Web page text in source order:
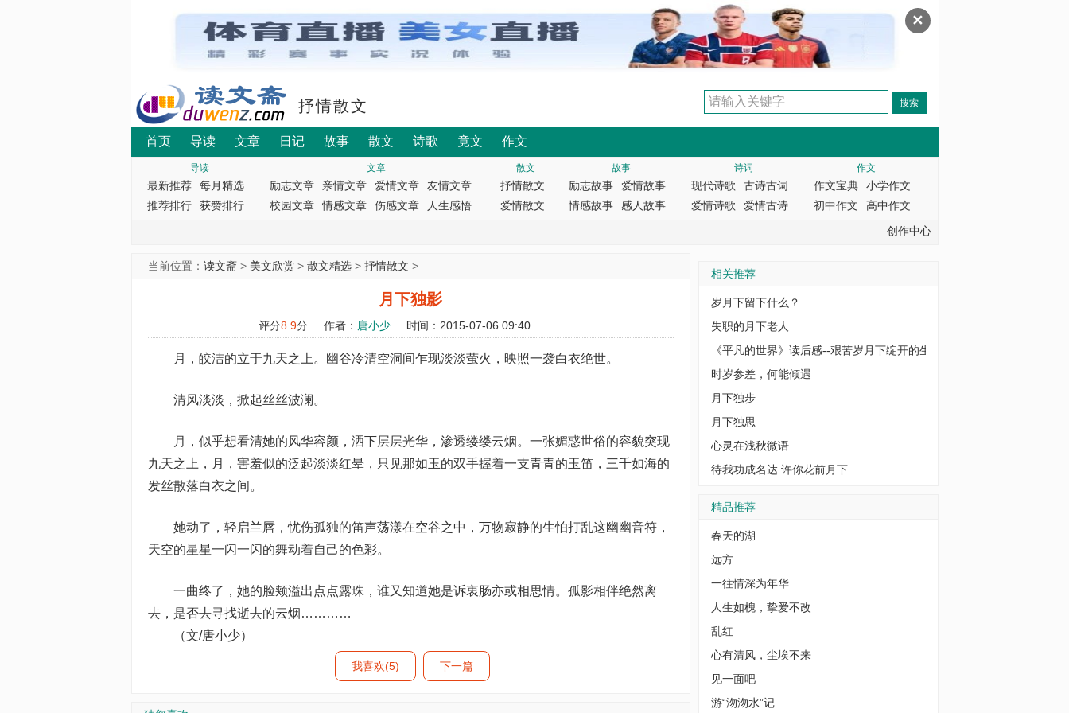
✕
抒情散文
首页 导读 文章 日记 故事 散文 诗歌 竟文 作文
导读
最新推荐
每月精选
推荐排行
获赞排行
文章
励志文章 亲情文章 爱情文章
友情文章
校园文章
情感文章 伤感文章 人生感悟
散文
抒情散文
爱情散文
故事
励志故事
爱情故事
情感故事
感人故事
诗词
现代诗歌
古诗古词
爱情诗歌
爱情古诗
作文
作文宝典
小学作文
初中作文
高中作文
创作中心
当前位置： 读文斋> 美文欣赏> 散文精选> 抒情散文 >
月下独影
评分8.9分 作者： 唐小少 时间：2015-07-06 09:40
月，皎洁的立于九天之上。幽谷冷清空洞间乍现淡淡萤火，映照一袭白衣绝世。
清风淡淡，掀起丝丝波澜。
月，似乎想看清她的风华容颜，洒下层层光华，渗透缕缕云烟。一张媚惑世俗的容貌突现
九天之上，月，害羞似的泛起淡淡红晕，只见那如玉的双手握着一支青青的玉笛，三千如海的
发丝散落白衣之间。
她动了，轻启兰唇，忧伤孤独的笛声荡漾在空谷之中，万物寂静的生怕打乱这幽幽音符，
天空的星星一闪一闪的舞动着自己的色彩。
一曲终了，她的脸颊溢出点点露珠，谁又知道她是诉衷肠亦或相思情。孤影相伴绝然离
去，是否去寻找逝去的云烟…………
（文/唐小少）
我喜欢(5) 下一篇
相关推荐
岁月下留下什么？
失职的月下老人
《平凡的世界》读后感--艰苦岁月下绽开的生命之花（一）
时岁参差，何能倾遇
月下独步
月下独思
心灵在浅秋微语
待我功成名达 许你花前月下
精品推荐
春天的湖
远方
一往情深为年华
人生如槐，挚爱不改
乱红
心有清风，尘埃不来
见一面吧
游“沕沕水”记